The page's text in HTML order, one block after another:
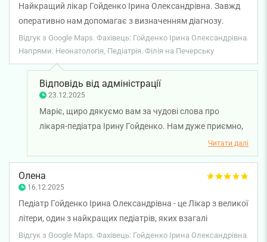
Найкращий лікар Гойденко Ірина Олександрівна. Завжд
оперативно нам допомагає з визначенням діагнозу.
Відгук з Google Maps. Фахівець: Гойденко Ірина Олександрівна.
Напрями: Неонатологія, Педіатрія. Філія на Печерську
Відповідь від адміністрації
23.12.2025
Маріє, щиро дякуємо вам за чудові слова про
лікаря-педіатра Ірину Гойденко. Нам дуже приємно,
що ви відзначили професіоналізм лікаря. Бажаємо
вам міцного здоров'я!
Читати далі
Олена
16.12.2025
Педіатр Гойденко Ірина Олександрівна - це Лікар з великої
літери, один з найкращих педіатрів, яких взагалі
зустрічала. Знаємо Ірину Олександрівну ще з іншої
Відгук з Google Maps. Фахівець: Гойденко Ірина Олександрівна.